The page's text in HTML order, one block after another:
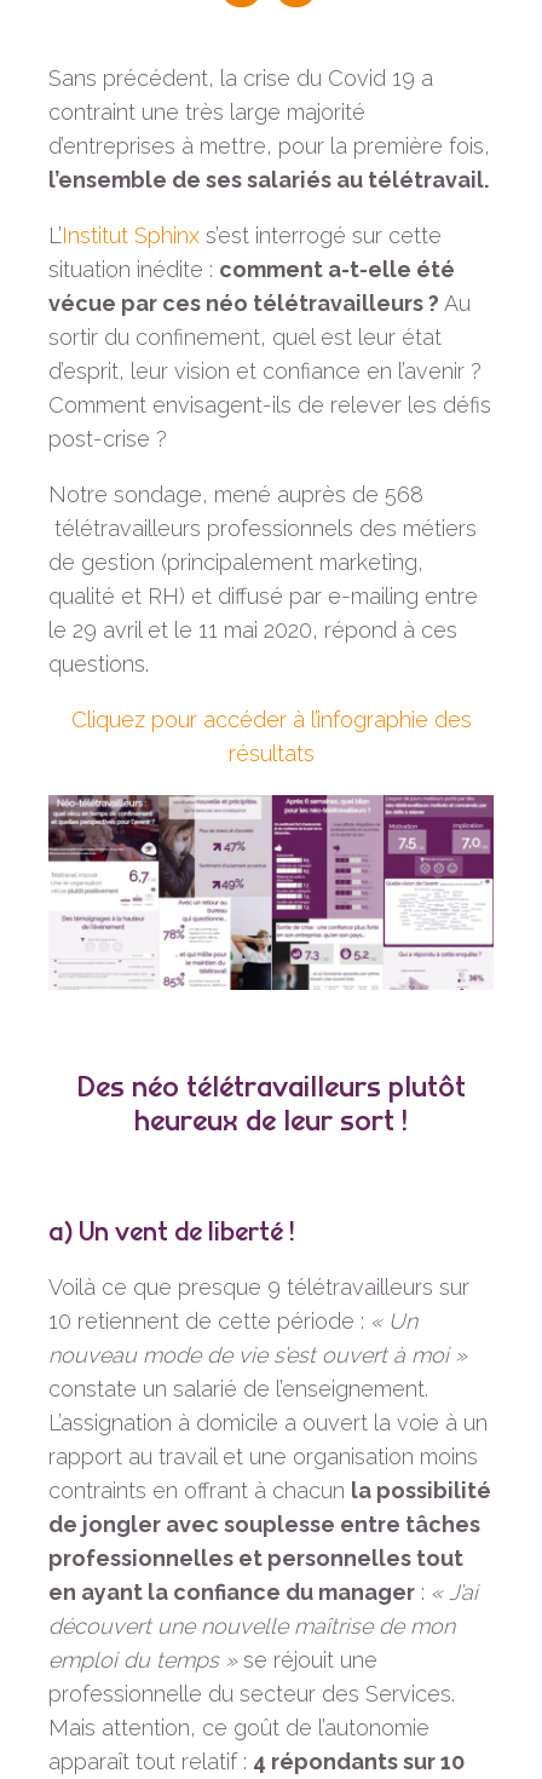
Sans précédent, la crise du Covid 19 a
contraint une très large majorité
d’entreprises à mettre, pour la première fois,
l’ensemble de ses salariés au télétravail.
L’Institut Sphinx s’est interrogé sur cette
situation inédite : comment a-t-elle été
vécue par ces néo télétravailleurs ? Au
sortir du confinement, quel est leur état
d’esprit, leur vision et confiance en l’avenir ?
Comment envisagent-ils de relever les défis
post-crise ?
Notre sondage, mené auprès de 568
télétravailleurs professionnels des métiers
de gestion (principalement marketing,
qualité et RH) et diffusé par e-mailing entre
le 29 avril et le 11 mai 2020, répond à ces
questions.
Cliquez pour accéder à l’infographie des
résultats
Des néo télétravailleurs plutôt
heureux de leur sort !
a) Un vent de liberté !
Voilà ce que presque 9 télétravailleurs sur
10 retiennent de cette période : « Un
nouveau mode de vie s’est ouvert à moi »
constate un salarié de l’enseignement.
L’assignation à domicile a ouvert la voie à un
rapport au travail et une organisation moins
contraints en offrant à chacun la possibilité
de jongler avec souplesse entre tâches
professionnelles et personnelles tout
en ayant la confiance du manager : « J’ai
découvert une nouvelle maîtrise de mon
emploi du temps »se réjouit une
professionnelle du secteur des Services.
Mais attention, ce goût de l’autonomie
apparaît tout relatif : 4 répondants sur 10